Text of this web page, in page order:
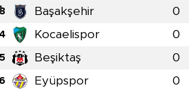
3 Başakşehir 0
Kocaelispor 0
5 Beşiktaş 0
6 Eyüpspor 0